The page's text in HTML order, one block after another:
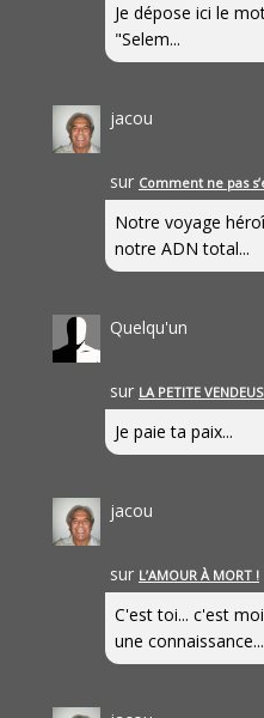
Je dépose ici le
"Selem...
jacou
sur Comment ne pas
Notre voyage
notre ADN total...
Quelqu'un
sur LA PETITE
Je paie ta paix...
jacou
sur L’AMOUR À MORT !
C'est toi... c'est
une connaissance...